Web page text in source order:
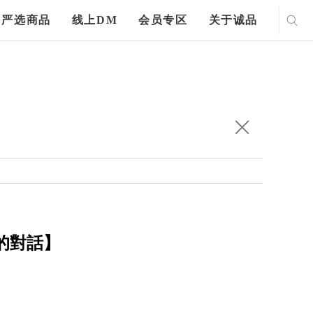
严选商品 线上DM 会员专区 关于诚品
話】